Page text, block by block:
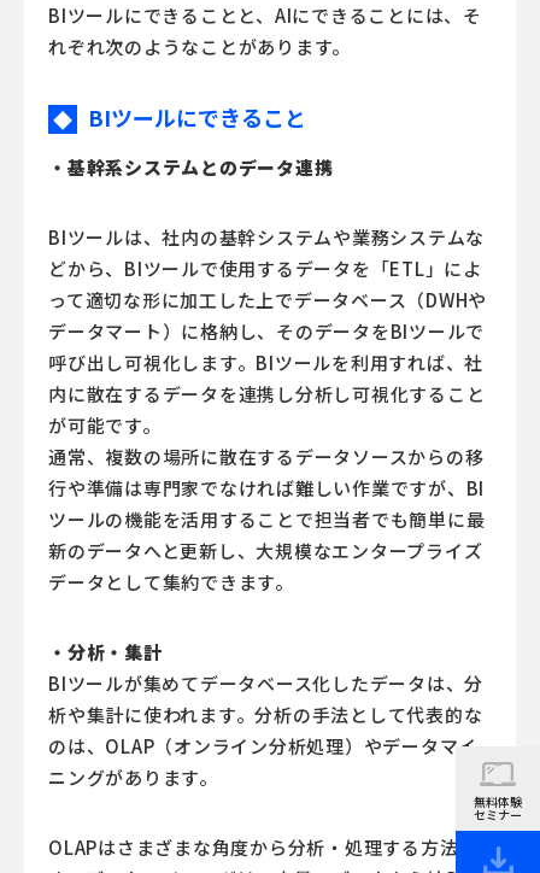
無料体験
セミナー
BIツールにできることと、AIにできることには、そ
れぞれ次のようなことがあります。
◆ BIツールにできること
・基幹系システムとのデータ連携
BIツールは、社内の基幹システムや業務システムな
どから、BIツールで使用するデータを「ETL」によ
って適切な形に加工した上でデータベース（DWHや
データマート）に格納し、そのデータをBIツールで
呼び出し可視化します。BIツールを利用すれば、社
内に散在するデータを連携し分析し可視化すること
が可能です。
通常、複数の場所に散在するデータソースからの移
行や準備は専門家でなければ難しい作業ですが、BI
ツールの機能を活用することで担当者でも簡単に最
新のデータへと更新し、大規模なエンタープライズ
データとして集約できます。
・分析・集計
BIツールが集めてデータベース化したデータは、分
析や集計に使われます。分析の手法として代表的な
のは、OLAP（オンライン分析処理）やデータマイ
ニングがあります。
OLAPはさまざまな角度から分析・処理する方法で